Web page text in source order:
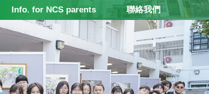
Info. for NCS parents 聯絡我們